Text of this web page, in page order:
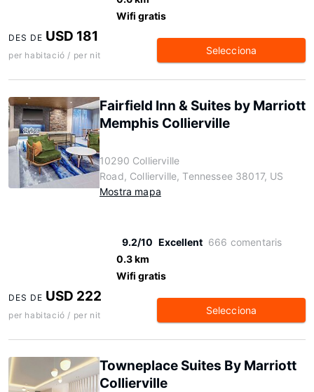
Wifi gratis
DES DE USD 181
per habitació / per nit Selecciona
Fairfield Inn & Suites by Marriott
Memphis Collierville
10290 Collierville
Road, Collierville, Tennessee 38017, US
Mostra mapa
9.2/10 Excellent 666 comentaris
0.3 km
Wifi gratis
DES DE USD 222
per habitació / per nit Selecciona
Towneplace Suites By Marriott
Collierville